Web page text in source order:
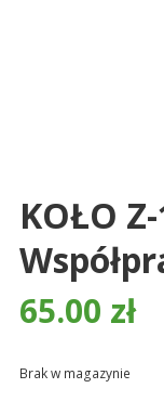
do
betoniarek,
maszyn
rolniczych,
także
zamienne.
KOŁO
65.00 zł
Brak w magazynie